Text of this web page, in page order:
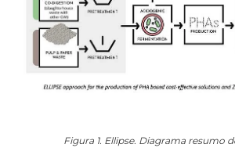
Figura 1. Ellipse. Diagrama resumo